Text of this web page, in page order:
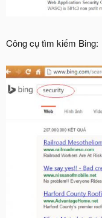
Công cụ tìm kiếm Bing: